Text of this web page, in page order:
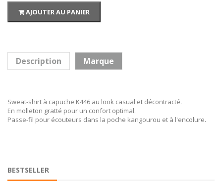
AJOUTER AU PANIER
Description Marque
Sweat-shirt à capuche K446 au look casual et décontracté.
En molleton gratté pour un confort optimal.
Passe-fil pour écouteurs dans la poche kangourou et à l'encolure.
BESTSELLER